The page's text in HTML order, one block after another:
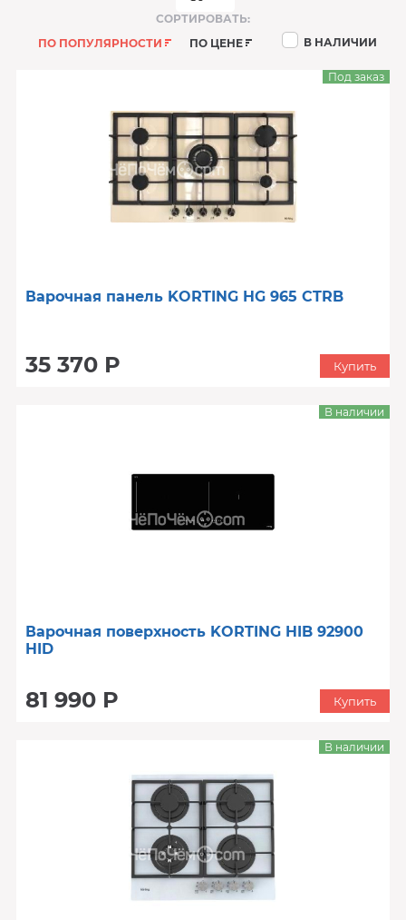
СОРТИРОВАТЬ:
ПО ПОПУЛЯРНОСТИ
ПО ЦЕНЕ В НАЛИЧИИ
Варочная панель KORTING HG 965 CTRB
35 370 Р
Под заказ
Купить
Варочная поверхность KORTING HIB 92900
HID
81 990 Р
В наличии
Купить
В наличии